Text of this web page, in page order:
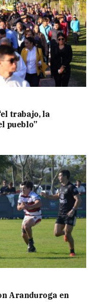
trabajo, la
pueblo”
Aranduroga en